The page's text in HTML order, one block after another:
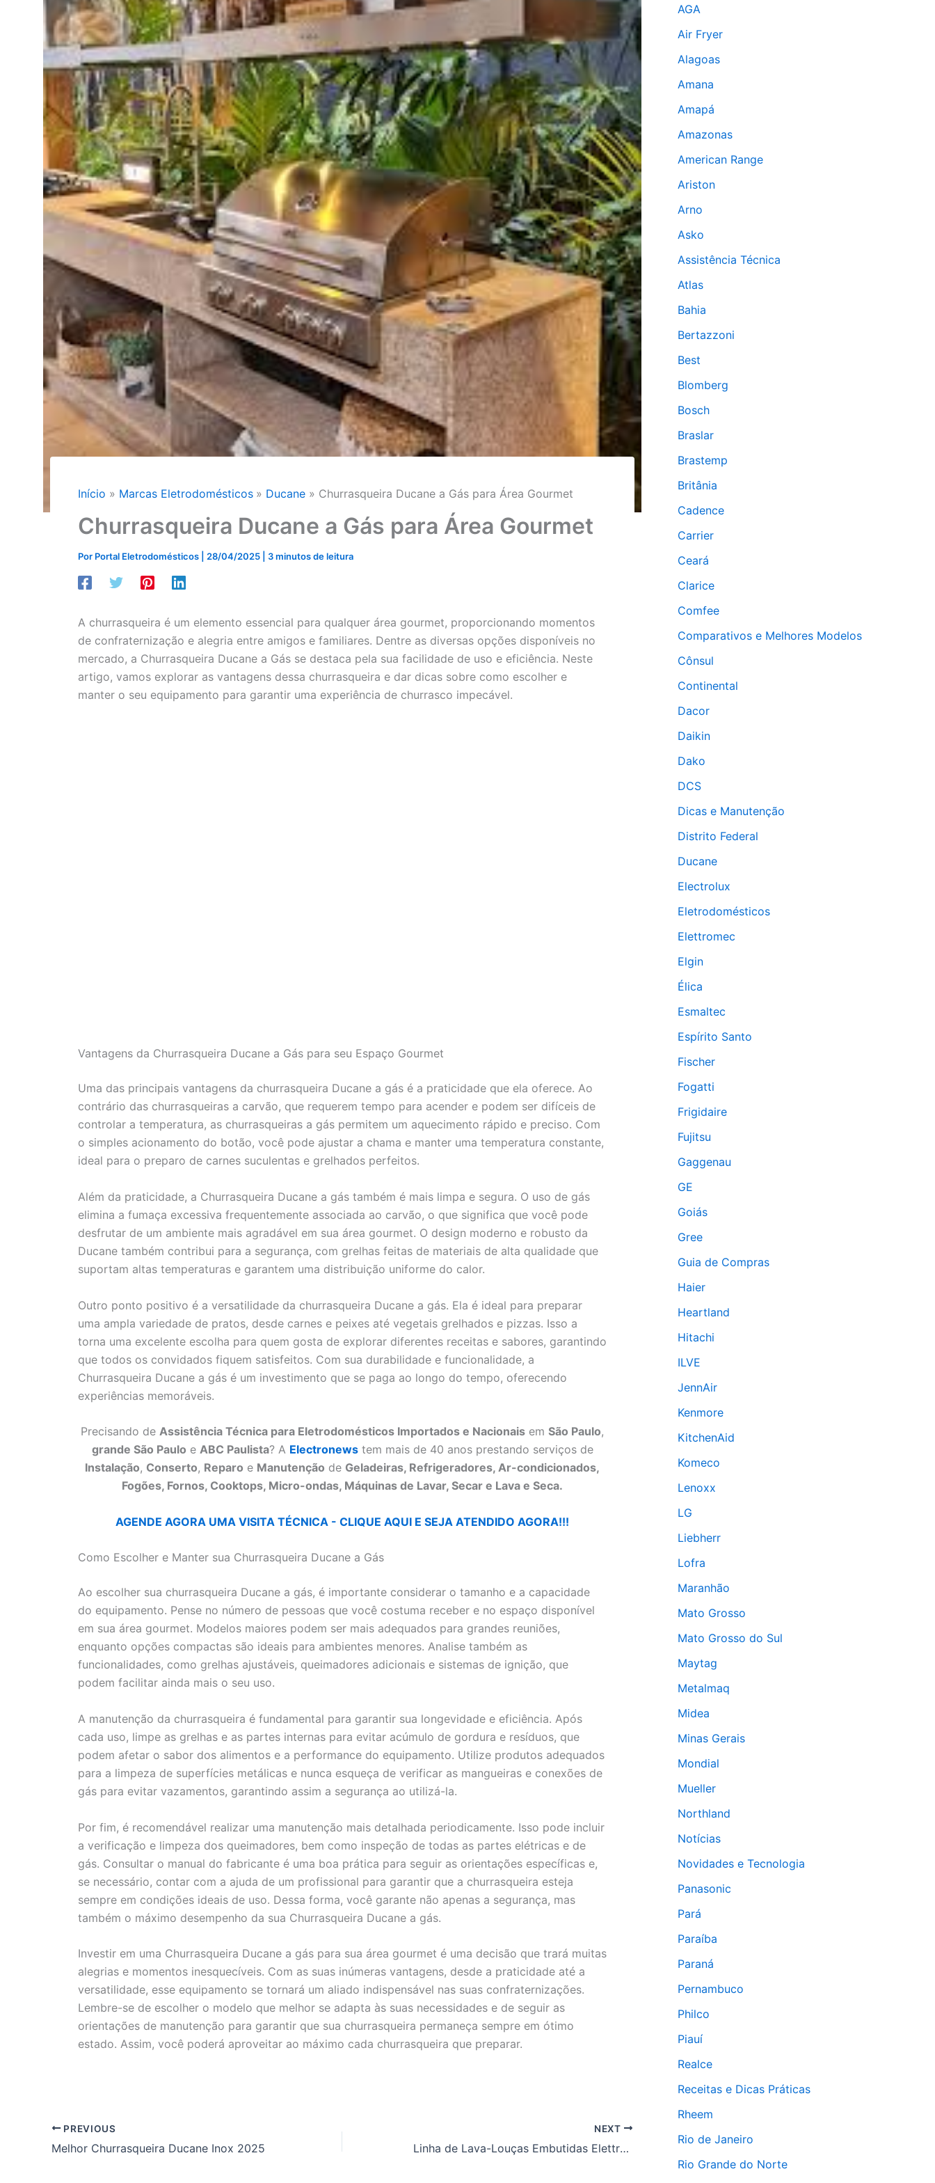
Início Marcas Eletrodomésticos Ducane Churrasqueira Ducane a Gás para Área Gourmet
Churrasqueira Ducane a Gás para Área Gourmet
Por Portal Eletrodomésticos 28/04/2025 3 minutos de leitura
A churrasqueira é um elemento essencial para qualquer área gourmet, proporcionando momentos
de confraternização e alegria entre amigos e familiares. Dentre as diversas opções disponíveis no
mercado, a Churrasqueira Ducane a Gás se destaca pela sua facilidade de uso e eficiência. Neste
artigo, vamos explorar as vantagens dessa churrasqueira e dar dicas sobre como escolher e
manter o seu equipamento para garantir uma experiência de churrasco impecável.
Vantagens da Churrasqueira Ducane a Gás para seu Espaço Gourmet
Uma das principais vantagens da churrasqueira Ducane a gás é a praticidade que ela oferece. Ao
contrário das churrasqueiras a carvão, que requerem tempo para acender e podem ser difíceis de
controlar a temperatura, as churrasqueiras a gás permitem um aquecimento rápido e preciso. Com
o simples acionamento do botão, você pode ajustar a chama e manter uma temperatura constante,
ideal para o preparo de carnes suculentas e grelhados perfeitos.
Além da praticidade, a Churrasqueira Ducane a gás também é mais limpa e segura. O uso de gás
elimina a fumaça excessiva frequentemente associada ao carvão, o que significa que você pode
desfrutar de um ambiente mais agradável em sua área gourmet. O design moderno e robusto da
Ducane também contribui para a segurança, com grelhas feitas de materiais de alta qualidade que
suportam altas temperaturas e garantem uma distribuição uniforme do calor.
Outro ponto positivo é a versatilidade da churrasqueira Ducane a gás. Ela é ideal para preparar
uma ampla variedade de pratos, desde carnes e peixes até vegetais grelhados e pizzas. Isso a
torna uma excelente escolha para quem gosta de explorar diferentes receitas e sabores, garantindo
que todos os convidados fiquem satisfeitos. Com sua durabilidade e funcionalidade, a
Churrasqueira Ducane a gás é um investimento que se paga ao longo do tempo, oferecendo
experiências memoráveis.
Precisando de Assistência Técnica para Eletrodomésticos Importados e Nacionais em São Paulo,
grande São Paulo e ABC Paulista? A Electronewstem mais de 40 anos prestando serviços de
Instalação, Conserto, Reparo e Manutenção de Geladeiras, Refrigeradores, Ar-condicionados,
Fogões, Fornos, Cooktops, Micro-ondas, Máquinas de Lavar, Secar e Lava e Seca.
AGENDE AGORA UMA VISITA TÉCNICA - CLIQUE AQUI E SEJA ATENDIDO AGORA!!!
Como Escolher e Manter sua Churrasqueira Ducane a Gás
Ao escolher sua churrasqueira Ducane a gás, é importante considerar o tamanho e a capacidade
do equipamento. Pense no número de pessoas que você costuma receber e no espaço disponível
em sua área gourmet. Modelos maiores podem ser mais adequados para grandes reuniões,
enquanto opções compactas são ideais para ambientes menores. Analise também as
funcionalidades, como grelhas ajustáveis, queimadores adicionais e sistemas de ignição, que
podem facilitar ainda mais o seu uso.
A manutenção da churrasqueira é fundamental para garantir sua longevidade e eficiência. Após
cada uso, limpe as grelhas e as partes internas para evitar acúmulo de gordura e resíduos, que
podem afetar o sabor dos alimentos e a performance do equipamento. Utilize produtos adequados
para a limpeza de superfícies metálicas e nunca esqueça de verificar as mangueiras e conexões de
gás para evitar vazamentos, garantindo assim a segurança ao utilizá-la.
Por fim, é recomendável realizar uma manutenção mais detalhada periodicamente. Isso pode incluir
a verificação e limpeza dos queimadores, bem como inspeção de todas as partes elétricas e de
gás. Consultar o manual do fabricante é uma boa prática para seguir as orientações específicas e,
se necessário, contar com a ajuda de um profissional para garantir que a churrasqueira esteja
sempre em condições ideais de uso. Dessa forma, você garante não apenas a segurança, mas
também o máximo desempenho da sua Churrasqueira Ducane a gás.
Investir em uma Churrasqueira Ducane a gás para sua área gourmet é uma decisão que trará muitas
alegrias e momentos inesquecíveis. Com as suas inúmeras vantagens, desde a praticidade até a
versatilidade, esse equipamento se tornará um aliado indispensável nas suas confraternizações.
Lembre-se de escolher o modelo que melhor se adapta às suas necessidades e de seguir as
orientações de manutenção para garantir que sua churrasqueira permaneça sempre em ótimo
estado. Assim, você poderá aproveitar ao máximo cada churrasqueira que preparar.
PREVIOUS
Melhor Churrasqueira Ducane Inox 2025
NEXT
Linha de Lava-Louças Embutidas Elettromec
AGA
Air Fryer
Alagoas
Amana
Amapá
Amazonas
American Range
Ariston
Arno
Asko
Assistência Técnica
Atlas
Bahia
Bertazzoni
Best
Blomberg
Bosch
Braslar
Brastemp
Britânia
Cadence
Carrier
Ceará
Clarice
Comfee
Comparativos e Melhores Modelos
Cônsul
Continental
Dacor
Daikin
Dako
DCS
Dicas e Manutenção
Distrito Federal
Ducane
Electrolux
Eletrodomésticos
Elettromec
Elgin
Élica
Esmaltec
Espírito Santo
Fischer
Fogatti
Frigidaire
Fujitsu
Gaggenau
GE
Goiás
Gree
Guia de Compras
Haier
Heartland
Hitachi
ILVE
JennAir
Kenmore
KitchenAid
Komeco
Lenoxx
LG
Liebherr
Lofra
Maranhão
Mato Grosso
Mato Grosso do Sul
Maytag
Metalmaq
Midea
Minas Gerais
Mondial
Mueller
Northland
Notícias
Novidades e Tecnologia
Panasonic
Pará
Paraíba
Paraná
Pernambuco
Philco
Piauí
Realce
Receitas e Dicas Práticas
Rheem
Rio de Janeiro
Rio Grande do Norte